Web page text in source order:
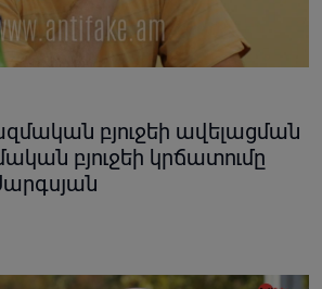
բյուջեի ավելացման
բյուջեի կրճատումը